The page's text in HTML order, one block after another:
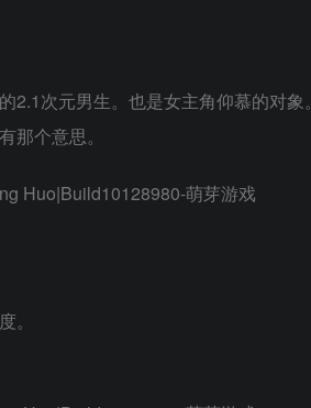
次元男生。也是女主角仰慕的对象。
那个意思。
。